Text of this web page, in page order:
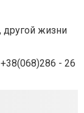
другой жизни
- 26